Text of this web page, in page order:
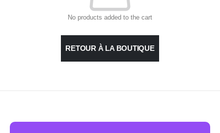
No products added to the cart
RETOUR À LA BOUTIQUE